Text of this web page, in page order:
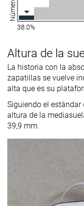
38.0%
Altura de la
La historia con la
zapatillas se vuelve
alta que es su
Siguiendo el
altura de la
39,9 mm.